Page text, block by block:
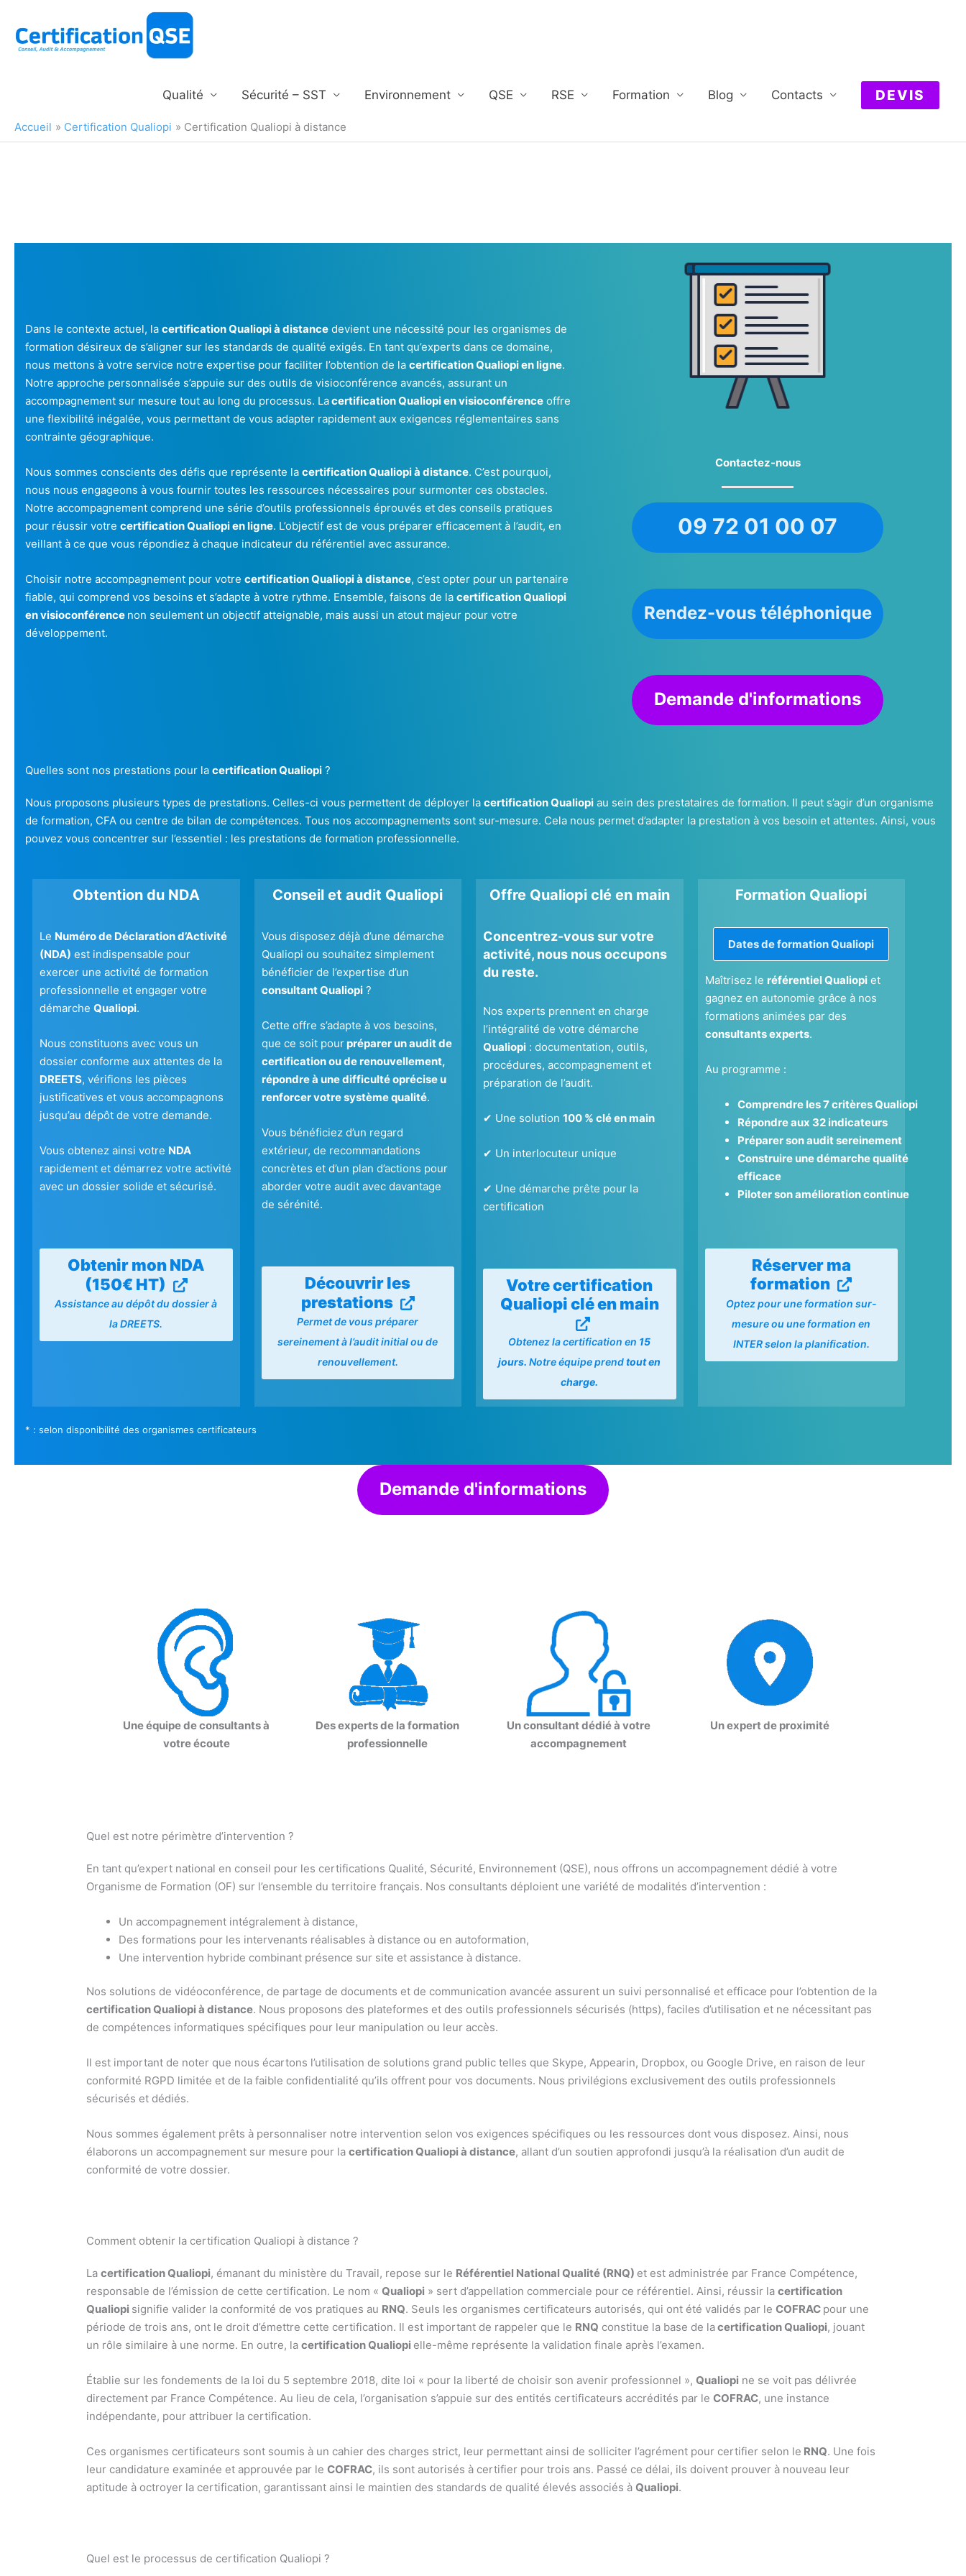
contenu
Qualité Sécurité – SST Environnement QSE RSE Formation Blog Contacts DEVIS
Accueil Certification Qualiopi Certification Qualiopi à distance
Dans le contexte actuel, la certification Qualiopi à distance devient une nécessité pour les organismes de
formation désireux de s’aligner sur les standards de qualité exigés. En tant qu’experts dans ce domaine,
nous mettons à votre service notre expertise pour faciliter l’obtention de la certification Qualiopi en ligne.
Notre approche personnalisée s’appuie sur des outils de visioconférence avancés, assurant un
accompagnement sur mesure tout au long du processus. Lacertification Qualiopi en visioconférence offre
une flexibilité inégalée, vous permettant de vous adapter rapidement aux exigences réglementaires sans
contrainte géographique.
Nous sommes conscients des défis que représente la certification Qualiopi à distance. C’est pourquoi,
nous nous engageons à vous fournir toutes les ressources nécessaires pour surmonter ces obstacles.
Notre accompagnement comprend une série d’outils professionnels éprouvés et des conseils pratiques
pour réussir votre certification Qualiopi en ligne. L’objectif est de vous préparer efficacement à l’audit, en
veillant à ce que vous répondiez à chaque indicateur du référentiel avec assurance.
Choisir notre accompagnement pour votre certification Qualiopi à distance, c’est opter pour un partenaire
fiable, qui comprend vos besoins et s’adapte à votre rythme. Ensemble, faisons de la certification Qualiopi
en visioconférence non seulement un objectif atteignable, mais aussi un atout majeur pour votre
développement.
Contactez-nous
09 72 01 00 07
Rendez-vous téléphonique
Demande d'informations
Quelles sont nos prestations pour la certification Qualiopi ?
Nous proposons plusieurs types de prestations. Celles-ci vous permettent de déployer la certification Qualiopi au sein des prestataires de formation. Il peut s’agir d’un organisme
de formation, CFA ou centre de bilan de compétences. Tous nos accompagnements sont sur-mesure. Cela nous permet d’adapter la prestation à vos besoin et attentes. Ainsi, vous
pouvez vous concentrer sur l’essentiel : les prestations de formation professionnelle.
Obtention du NDA
Le Numéro de Déclaration d’Activité
(NDA) est indispensable pour
exercer une activité de formation
professionnelle et engager votre
démarche Qualiopi.
Nous constituons avec vous un
dossier conforme aux attentes de la
DREETS, vérifions les pièces
justificatives et vous accompagnons
jusqu’au dépôt de votre demande.
Vous obtenez ainsi votre NDA
rapidement et démarrez votre activité
avec un dossier solide et sécurisé.
Obtenir mon NDA
(150€ HT)
Assistance au dépôt du dossier à
la DREETS.
Conseil et audit Qualiopi
Vous disposez déjà d’une démarche
Qualiopi ou souhaitez simplement
bénéficier de l’expertise d’un
consultant Qualiopi?
Cette offre s’adapte à vos besoins,
que ce soit pourpréparer un audit de
certification ou de renouvellement,
répondre à une difficulté oprécise u
renforcer votre système qualité.
Vous bénéficiez d’un regard
extérieur, de recommandations
concrètes et d’un plan d’actions pour
aborder votre audit avec davantage
de sérénité.
Découvrir les
prestations
Permet de vous préparer
sereinement à l’audit initial ou de
renouvellement.
Offre Qualiopi clé en main
Concentrez-vous sur votre
activité, nous nous occupons
du reste.
Nos experts prennent en charge
l’intégralité de votre démarche
Qualiopi : documentation, outils,
procédures, accompagnement et
préparation de l’audit.
✔ Une solution 100 % clé en main
✔ Un interlocuteur unique
✔ Une démarche prête pour la
certification
Votre certification
Qualiopi clé en main
Obtenez la certification en 15
jours. Notre équipe prendtout en
charge.
Formation Qualiopi
Dates de formation Qualiopi
Maîtrisez le référentiel Qualiopiet
gagnez en autonomie grâce à nos
formations animées par des
consultants experts.
Au programme :
Comprendre les 7 critères Qualiopi
Répondre aux 32 indicateurs
Préparer son audit sereinement
Construire une démarche qualité
efficace
Piloter son amélioration continue
Réserver ma
formation
Optez pour une formation sur-
mesure ou une formation en
INTER selon la planification.
* : selon disponibilité des organismes certificateurs
Demande d'informations
Une équipe de consultants à
votre écoute
Des experts de la formation
professionnelle
Un consultant dédié à votre
accompagnement
Un expert de proximité
Quel est notre périmètre d’intervention ?
En tant qu’expert national en conseil pour les certifications Qualité, Sécurité, Environnement (QSE), nous offrons un accompagnement dédié à votre
Organisme de Formation (OF) sur l’ensemble du territoire français. Nos consultants déploient une variété de modalités d’intervention :
Un accompagnement intégralement à distance,
Des formations pour les intervenants réalisables à distance ou en autoformation,
Une intervention hybride combinant présence sur site et assistance à distance.
Nos solutions de vidéoconférence, de partage de documents et de communication avancée assurent un suivi personnalisé et efficace pour l’obtention de la
certification Qualiopi à distance. Nous proposons des plateformes et des outils professionnels sécurisés (https), faciles d’utilisation et ne nécessitant pas
de compétences informatiques spécifiques pour leur manipulation ou leur accès.
Il est important de noter que nous écartons l’utilisation de solutions grand public telles que Skype, Appearin, Dropbox, ou Google Drive, en raison de leur
conformité RGPD limitée et de la faible confidentialité qu’ils offrent pour vos documents. Nous privilégions exclusivement des outils professionnels
sécurisés et dédiés.
Nous sommes également prêts à personnaliser notre intervention selon vos exigences spécifiques ou les ressources dont vous disposez. Ainsi, nous
élaborons un accompagnement sur mesure pour lacertification Qualiopi à distance, allant d’un soutien approfondi jusqu’à la réalisation d’un audit de
conformité de votre dossier.
Comment obtenir la certification Qualiopi à distance ?
Lacertification Qualiopi, émanant du ministère du Travail, repose sur le Référentiel National Qualité (RNQ) et est administrée par France Compétence,
responsable de l’émission de cette certification. Le nom «Qualiopi » sert d’appellation commerciale pour ce référentiel. Ainsi, réussir lacertification
Qualiopi signifie valider la conformité de vos pratiques au RNQ. Seuls les organismes certificateurs autorisés, qui ont été validés par leCOFRAC pour une
période de trois ans, ont le droit d’émettre cette certification. Il est important de rappeler que le RNQ constitue la base de lacertification Qualiopi, jouant
un rôle similaire à une norme. En outre, lacertification Qualiopi elle-même représente la validation finale après l’examen.
Établie sur les fondements de la loi du 5 septembre 2018, dite loi « pour la liberté de choisir son avenir professionnel »,Qualiopi ne se voit pas délivrée
directement par France Compétence. Au lieu de cela, l’organisation s’appuie sur des entités certificateurs accrédités par leCOFRAC, une instance
indépendante, pour attribuer la certification.
Ces organismes certificateurs sont soumis à un cahier des charges strict, leur permettant ainsi de solliciter l’agrément pour certifier selon le RNQ. Une fois
leur candidature examinée et approuvée par leCOFRAC, ils sont autorisés à certifier pour trois ans. Passé ce délai, ils doivent prouver à nouveau leur
aptitude à octroyer la certification, garantissant ainsi le maintien des standards de qualité élevés associés àQualiopi.
Quel est le processus de certification Qualiopi ?